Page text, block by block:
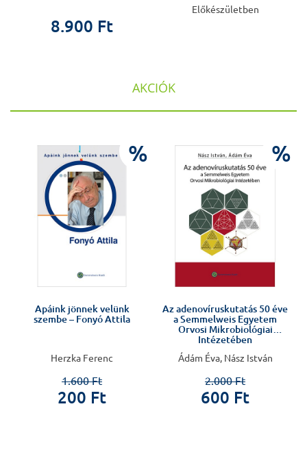
8.900 Ft
Előkészületben
AKCIÓK
%
Apáink jönnek velünk
szembe – Fonyó Attila
Herzka Ferenc
1.600 Ft
200 Ft
%
Az adenovíruskutatás 50 éve
a Semmelweis Egyetem
Orvosi Mikrobiológiai
Intézetében
Ádám Éva, Nász István
2.000 Ft
600 Ft